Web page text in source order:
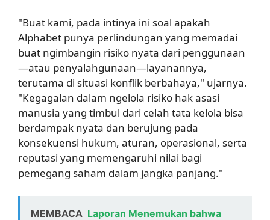
"Buat kami, pada intinya ini soal apakah
Alphabet punya perlindungan yang memadai
buat ngimbangin risiko nyata dari penggunaan
—atau penyalahgunaan—layanannya,
terutama di situasi konflik berbahaya," ujarnya.
"Kegagalan dalam ngelola risiko hak asasi
manusia yang timbul dari celah tata kelola bisa
berdampak nyata dan berujung pada
konsekuensi hukum, aturan, operasional, serta
reputasi yang memengaruhi nilai bagi
pemegang saham dalam jangka panjang."
MEMBACA Laporan Menemukan bahwa